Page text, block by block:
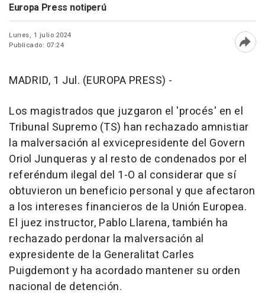
Europa Press notiperú
Lunes, 1 julio 2024
Publicado: 07:24
MADRID, 1 Jul. (EUROPA PRESS) -
Los magistrados que juzgaron el 'procés' en el
Tribunal Supremo (TS) han rechazado amnistiar
la malversación al exvicepresidente del Govern
Oriol Junqueras y al resto de condenados por el
referéndum ilegal del 1-O al considerar que sí
obtuvieron un beneficio personal y que afectaron
a los intereses financieros de la Unión Europea.
El juez instructor, Pablo Llarena, también ha
rechazado perdonar la malversación al
expresidente de la Generalitat Carles
Puigdemont y ha acordado mantener su orden
nacional de detención.